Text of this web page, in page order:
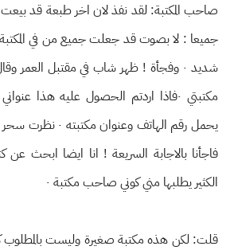
جميعا : لا بصوت قد جعلت جميع من في المكتبة
شديد ٠ وفجأة ! ظهر شاب في مقتبل العمر
مكتبتي ٠فاذا اردتم الحصول عليه هذا
يحمل رقم الهاتف
فاجأنا بالاجابة السريعة ! انا ايضا ابحث
الكثير يطلبها مني كوني صاحب مكتبة ٠